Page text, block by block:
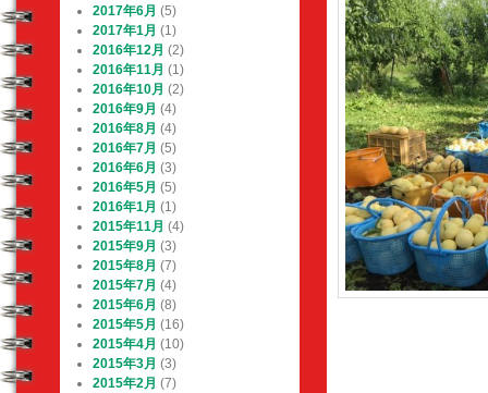
2017年6月 (5)
2017年1月 (1)
2016年12月 (2)
2016年11月 (1)
2016年10月 (2)
2016年9月 (4)
2016年8月 (4)
2016年7月 (5)
2016年6月 (3)
2016年5月 (5)
2016年1月 (1)
2015年11月 (4)
2015年9月 (3)
2015年8月 (7)
2015年7月 (4)
2015年6月 (8)
2015年5月 (16)
2015年4月 (10)
2015年3月 (3)
2015年2月 (7)